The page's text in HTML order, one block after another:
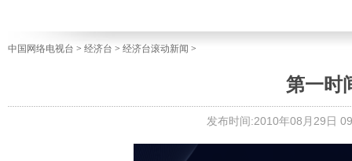
中国网络电视台 > 经济台 > 经济台滚动新闻 >
第一时
发布时间:2010年08月29日